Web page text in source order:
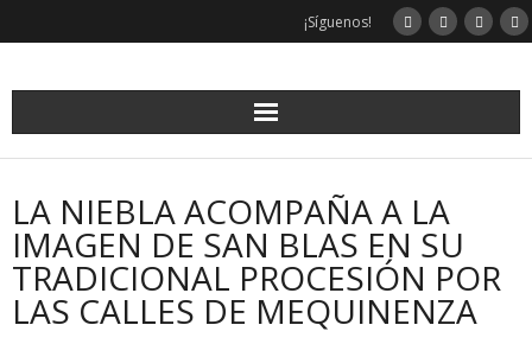
¡Síguenos!
LA NIEBLA ACOMPAÑA A LA
IMAGEN DE SAN BLAS EN SU
TRADICIONAL PROCESIÓN POR
LAS CALLES DE MEQUINENZA